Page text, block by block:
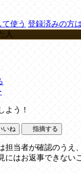
使う 登録済みの方
人
よう！
いね 指摘する
担当者が確認のうえ
にはお返事できない